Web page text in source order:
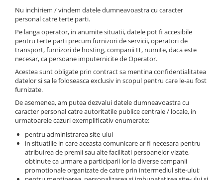
Nu inchiriem / vindem datele dumneavoastra cu caracter
personal catre terte parti.
Pe langa operator, in anumite situatii, datele pot fi accesibile
pentru terte parti precum furnizori de servicii, operatori de
transport, furnizori de hosting, companii IT, numite, daca este
necesar, ca persoane imputernicite de Operator.
Acestea sunt obligate prin contract sa mentina confidentialitatea
datelor si sa le foloseasca exclusiv in scopul pentru care le-au fost
furnizate.
De asemenea, am putea dezvalui datele dumneavoastra cu
caracter personal catre autoritatile publice centrale / locale, in
urmatoarele cazuri exemplificativ enumerate:
pentru administrarea site-ului
in situatiile in care aceasta comunicare ar fi necesara pentru
atribuirea de premii sau alte facilitati persoanelor vizate,
obtinute ca urmare a participarii lor la diverse campanii
promotionale organizate de catre prin intermediul site-ului;